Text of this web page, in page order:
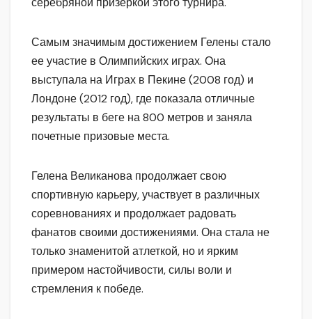
Самым значимым достижением Гелены стало
ее участие в Олимпийских играх. Она
выступала на Играх в Пекине (2008 год) и
Лондоне (2012 год), где показала отличные
результаты в беге на 800 метров и заняла
почетные призовые места.
Гелена Великанова продолжает свою
спортивную карьеру, участвует в различных
соревнованиях и продолжает радовать
фанатов своими достижениями. Она стала не
только знаменитой атлеткой, но и ярким
примером настойчивости, силы воли и
стремления к победе.